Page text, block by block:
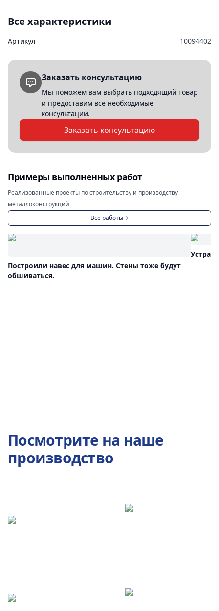
Все характеристики
Артикул 10094402
Заказать консультацию
Мы поможем вам выбрать подходящий товар
и предоставим все необходимые
консультации.
Заказать консультацию
Примеры выполненных работ
Реализованные проекты по строительству и производству
металлоконструкций
Все работы
Построили навес для машин. Стены тоже будут
обшиваться.
Посмотрите на наше
производство